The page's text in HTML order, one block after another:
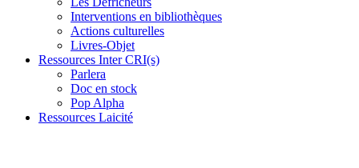
Interventions en bibliothèques
Actions culturelles
Livres-Objet
Ressources Inter CRI(s)
Parlera
Doc en stock
Pop Alpha
Ressources Laicité